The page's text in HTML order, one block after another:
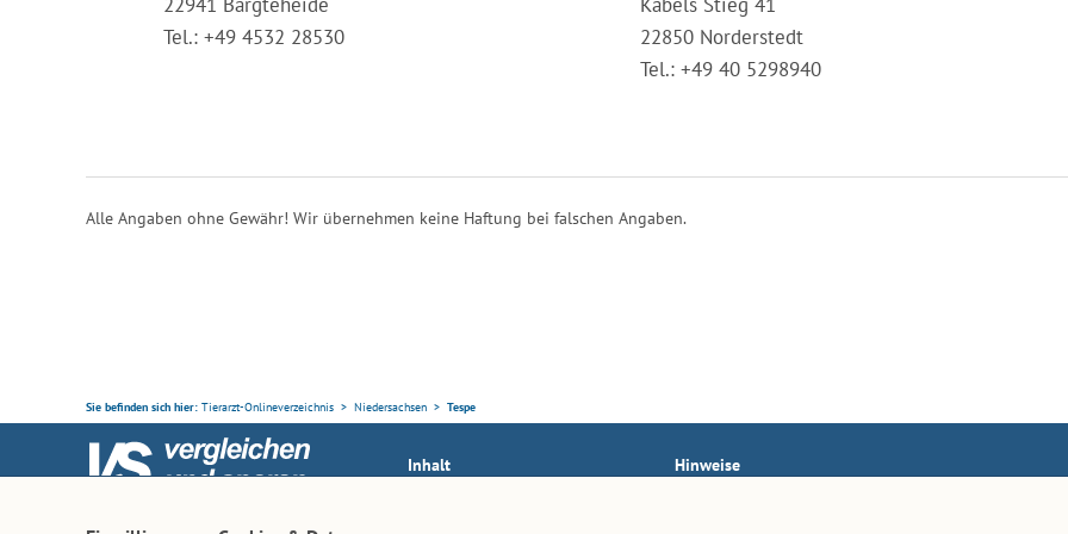
22941 Bargteheide
Tel.: +49 4532 28530
Kabels Stieg 41
22850 Norderstedt
Tel.: +49 40 5298940
Alle Angaben ohne Gewähr! Wir übernehmen keine Haftung bei falschen Angaben.
Sie befinden sich hier: Tierarzt-Onlineverzeichnis Niedersachsen Tespe
Inhalt
Hinweise